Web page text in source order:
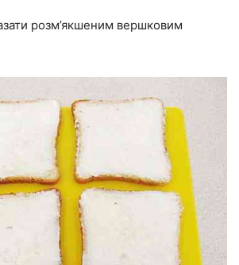
розм’якшеним вершковим